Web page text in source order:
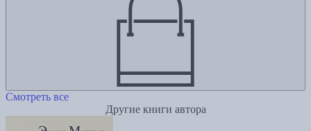
Смотреть все
Другие книги автора